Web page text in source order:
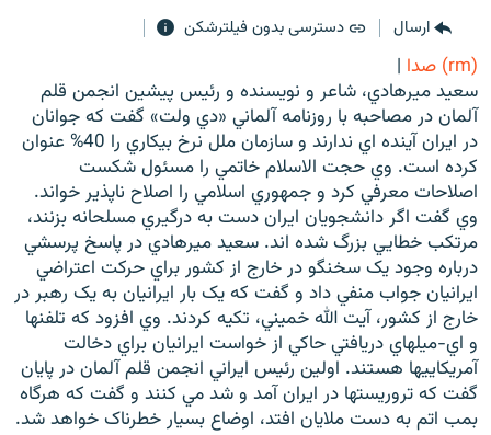
گزارش‌های تصویری
گزارش‌های ویدئویی
زنان فردا
English
به ما بپیوندید
زبان‌های دیگر
ارسال
دسترسی بدون فیلترشکن
(rm) صدا
|
سعيد ميرهادي، شاعر و نويسنده و رئيس پيشين انجمن قلم
آلمان در مصاحبه با روزنامه آلماني «دي ولت» گفت که جوانان
در ايران آينده اي ندارند و سازمان ملل نرخ بيکاري را 40% عنوان
کرده است. وي حجت الاسلام خاتمي را مسئول شکست
اصلاحات معرفي کرد و جمهوري اسلامي را اصلاح ناپذير خواند.
وي گفت اگر دانشجويان ايران دست به درگيري مسلحانه بزنند،
مرتکب خطايي بزرگ شده اند. سعيد ميرهادي در پاسخ پرسشي
درباره وجود يک سخنگو در خارج از کشور براي حرکت اعتراضي
ايرانيان جواب منفي داد و گفت که يک بار ايرانيان به يک رهبر در
خارج از کشور، آيت الله خميني، تکيه کردند. وي افزود که تلفنها
و اي-ميلهاي دريافتي حاکي از خواست ايرانيان براي دخالت
آمريکاييها هستند. اولين رئيس ايراني انجمن قلم آلمان در پايان
گفت که تروريستها در ايران آمد و شد مي کنند و گفت که هرگاه
بمب اتم به دست ملايان افتد، اوضاع بسيار خطرناک خواهد شد.